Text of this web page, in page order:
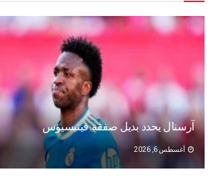
آرسنال يحدد بديل صفقة فينيسيوس
أغسطس 6, 2026